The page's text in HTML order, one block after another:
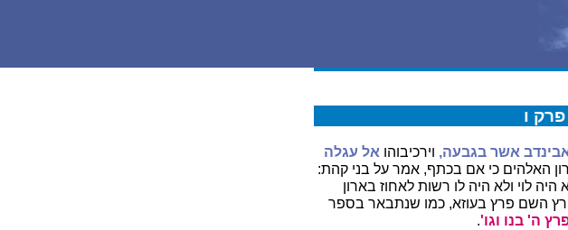
ו
אשר בגבעה, וירכיבוהו אל עגלה
האלהים כי אם בכתף, אמר על בני קהת:
היה לוי ולא היה לו רשות לאחוז בארון
השם פרץ בעוזא, כמו שנתבאר בספר
ה' בנו וגו'.